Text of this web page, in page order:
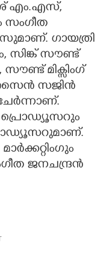
എം.എസ്,
സംഗീത
ഗായത്രി
സിങ്ക് സൗണ്ട്
മിക്സിംഗ്
സജിൻ
പ്രൊഡ്യൂസറും
ജനചന്ദ്രൻ